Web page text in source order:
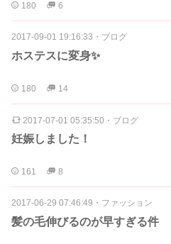
180 6
2017-09-01 19:16:33 ・ ブログ
ホステスに変身✨
180 14
2017-07-01 05:35:50 ・ ブログ
妊娠しました！
161 8
2017-06-29 07:46:49 ・ ファッション
髪の毛伸びるのが早すぎる件